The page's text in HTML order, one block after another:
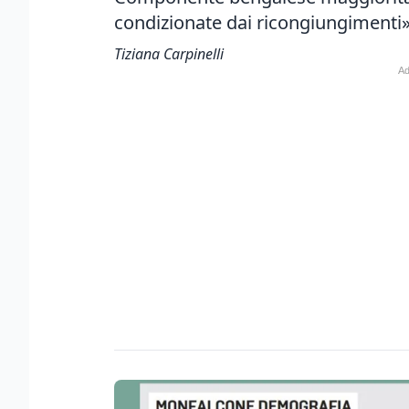
condizionate dai
Tiziana Carpinelli